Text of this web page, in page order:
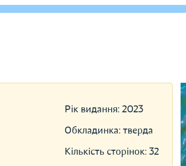
Рік видання: 2023
Обкладинка: тверда
Кількість сторінок: 32